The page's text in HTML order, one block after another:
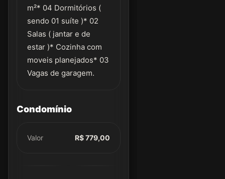
m²* 04 Dormitórios (
sendo 01 suíte )* 02
Salas ( jantar e de
estar )* Cozinha com
moveis planejados* 03
Vagas de garagem.
Condomínio
Valor R$ 779,00